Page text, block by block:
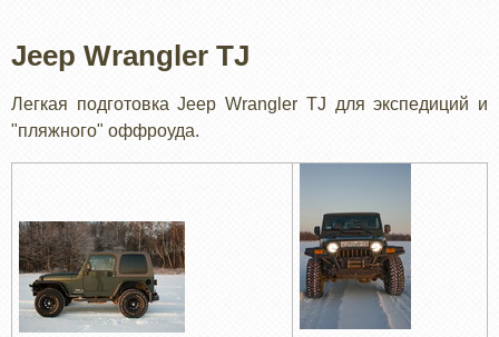
Jeep Wrangler TJ
Легкая подготовка Jeep Wrangler TJ для экспедиций и
"пляжного" оффроуда.